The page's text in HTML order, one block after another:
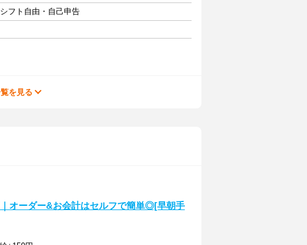
フト自由・自己申告
を見る
｜オーダー&お会計はセルフで簡単◎[早朝手